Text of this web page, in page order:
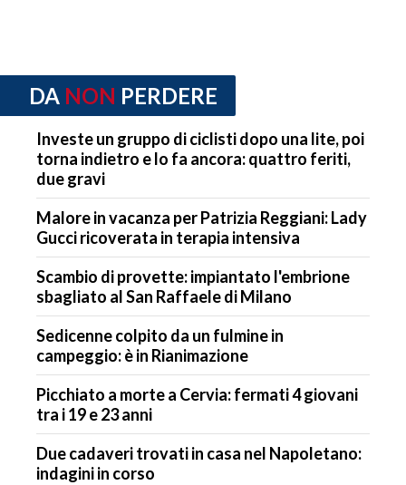
DA NON PERDERE
Investe un gruppo di ciclisti dopo una lite, poi
torna indietro e lo fa ancora: quattro feriti,
due gravi
Malore in vacanza per Patrizia Reggiani: Lady
Gucci ricoverata in terapia intensiva
Scambio di provette: impiantato l'embrione
sbagliato al San Raffaele di Milano
Sedicenne colpito da un fulmine in
campeggio: è in Rianimazione
Picchiato a morte a Cervia: fermati 4 giovani
tra i 19 e 23 anni
Due cadaveri trovati in casa nel Napoletano:
indagini in corso